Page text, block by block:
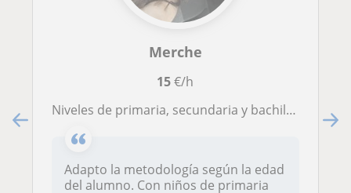
Merche
15€/h
Niveles de primaria, secundaria y bachillerato, adaptando las explicaciones a su edad y nivel de comprensión.
Adapto la metodología según la edad
del alumno. Con niños de primaria